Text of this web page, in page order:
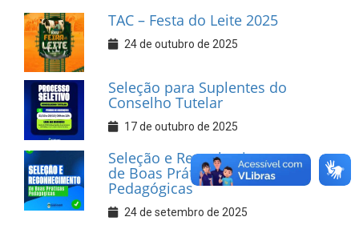
TAC – Festa do Leite 2025
24 de outubro de 2025
Seleção para Suplentes do
Conselho Tutelar
17 de outubro de 2025
Seleção e Reconhecimento
de Boas Práticas
Pedagógicas
24 de setembro de 2025